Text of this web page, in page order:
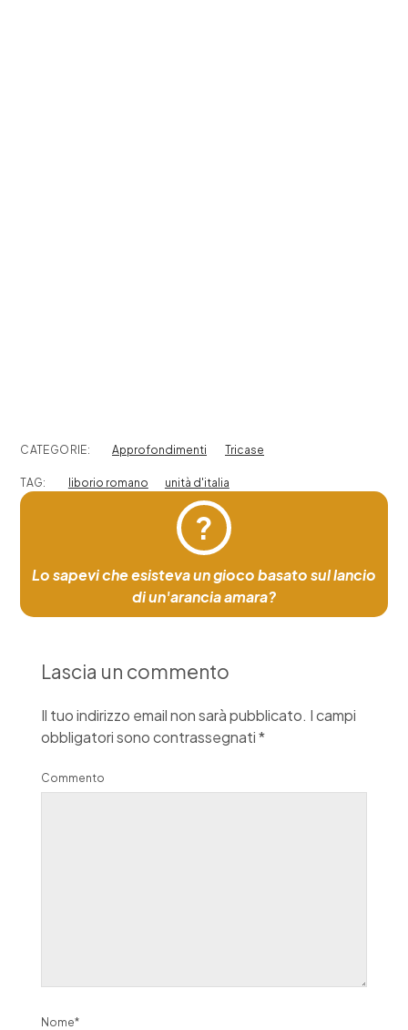
CATEGORIE: Approfondimenti Tricase
TAG: liborio romano unità d'italia
?
Lo sapevi che esisteva un gioco basato sul lancio
di un'arancia amara?
Lascia un commento
Il tuo indirizzo email non sarà pubblicato. I campi
obbligatori sono contrassegnati*
Commento
Nome*